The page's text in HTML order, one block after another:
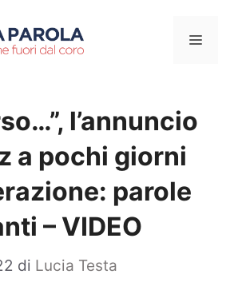
Menu
l’annuncio
a pochi giorni
parole
– VIDEO
di Lucia Testa